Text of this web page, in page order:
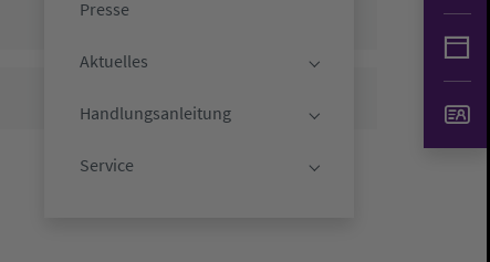
Presse
Aktuelles
Handlungsanleitung
Service